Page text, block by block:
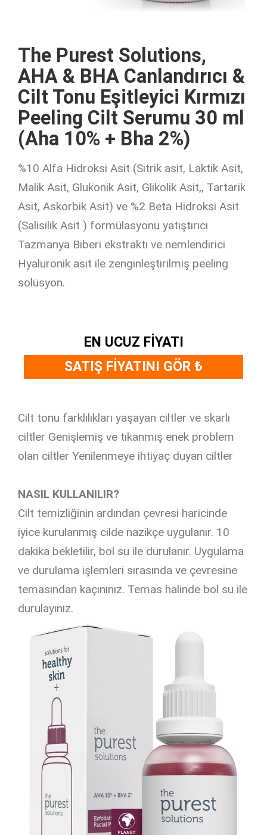
The Purest Solutions,
AHA & BHA Canlandırıcı &
Cilt Tonu Eşitleyici Kırmızı
Peeling Cilt Serumu 30 ml
(Aha 10% + Bha 2%)
%10 Alfa Hidroksi Asit (Sitrik asit, Laktik Asit,
Malik Asit, Glukonik Asit, Glikolik Asit,, Tartarik
Asit, Askorbik Asit) ve %2 Beta Hidroksi Asit
(Salisilik Asit ) formülasyonu yatıştırıcı
Tazmanya Biberi ekstraktı ve nemlendirici
Hyaluronik asit ile zenginleştirilmiş peeling
solüsyon.
EN UCUZ FİYATI
SATIŞ FİYATINI GÖR ₺
Cilt tonu farklılıkları yaşayan ciltler ve skarlı
ciltler Genişlemiş ve tıkanmış enek problem
olan ciltler Yenilenmeye ihtiyaç duyan ciltler
NASIL KULLANILIR?
Cilt temizliğinin ardından çevresi haricinde
iyice kurulanmış cilde nazikçe uygulanır. 10
dakika bekletilir, bol su ile durulanır. Uygulama
ve durulama işlemleri sırasında ve çevresine
temasından kaçınınız. Temas halinde bol su ile
durulayınız.